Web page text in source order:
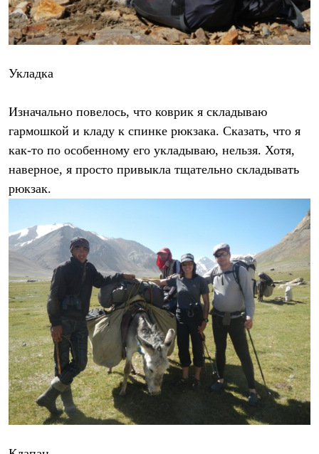
Укладка
Изначально повелось, что коврик я складываю
гармошкой и кладу к спинке рюкзака. Сказать, что я
как-то по особенному его укладываю, нельзя. Хотя,
наверное, я просто привыкла тщательно складывать
рюкзак.